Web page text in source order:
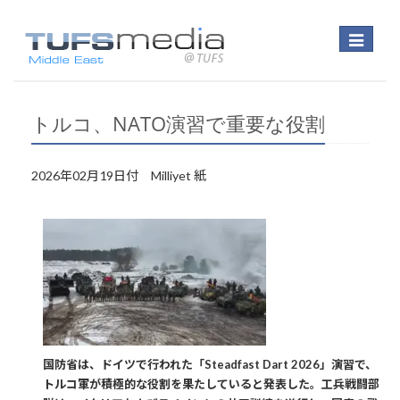
Toggle
トルコ、NATO演習で重要な役割
2026年02月19日付 Milliyet 紙
国防省は、ドイツで行われた「Steadfast Dart 2026」演習で、
トルコ軍が積極的な役割を果たしていると発表した。工兵戦闘部